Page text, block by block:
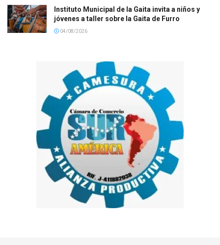
Instituto Municipal de la Gaita invita a niños y
jóvenes a taller sobre la Gaita de Furro
04/08/2026